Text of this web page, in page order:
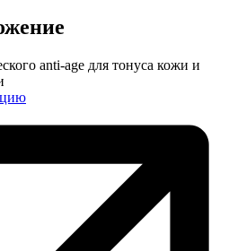
anti-age для тонуса кожи и